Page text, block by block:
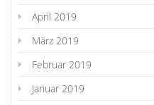
April 2019
März 2019
Februar 2019
Januar 2019